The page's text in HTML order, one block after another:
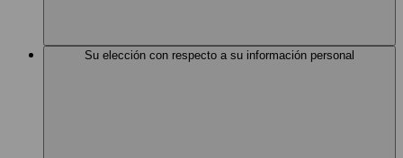
Su elección con respecto a su información personal